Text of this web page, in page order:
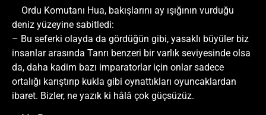
Ordu Komutanı Hua, bakışlarını ay ışığının vurduğu
deniz yüzeyine sabitledi:
– Bu seferki olayda da gördüğün gibi, yasaklı büyüler biz
insanlar arasında Tanrı benzeri bir varlık seviyesinde olsa
da, daha kadim bazı imparatorlar için onlar sadece
ortalığı karıştırıp kukla gibi oynattıkları oyuncaklardan
ibaret. Bizler, ne yazık ki hâlâ çok güçsüzüz.